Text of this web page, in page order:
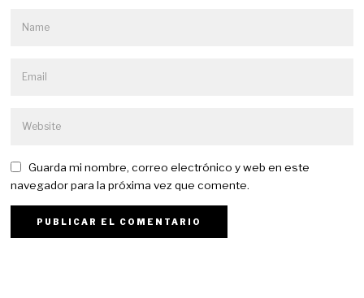
Guarda mi nombre, correo electrónico y web en este
navegador para la próxima vez que comente.